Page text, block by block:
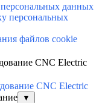
данных
персональных
файлов cookie
CNC Electric
CNC Electric
▼